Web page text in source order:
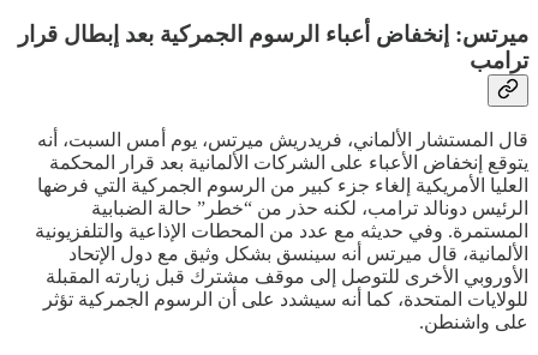
ميرتس: إنخفاض أعباء الرسوم الجمركية بعد إبطال قرار
ترامب
قال المستشار الألماني، فريدريش ميرتس، يوم أمس السبت، أنه
يتوقع إنخفاض الأعباء على الشركات الألمانية بعد قرار المحكمة
العليا الأمريكية إلغاء جزء كبير من الرسوم الجمركية التي فرضها
الرئيس دونالد ترامب، لكنه حذر من “خطر” حالة الضبابية
المستمرة. وفي حديثه مع عدد من المحطات الإذاعية والتلفزيونية
الألمانية، قال ميرتس أنه سينسق بشكل وثيق مع دول الإتحاد
الأوروبي الأخرى للتوصل إلى موقف مشترك قبل زيارته المقبلة
للولايات المتحدة، كما أنه سيشدد على أن الرسوم الجمركية تؤثر
على واشنطن.